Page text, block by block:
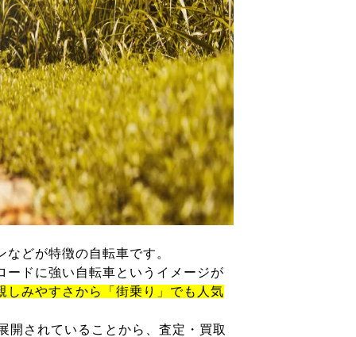
どが特徴の自転車です。
ードに強い自転車というイメージが
しみやすさから「街乗り」でも人気
開されていることから、査定・買取